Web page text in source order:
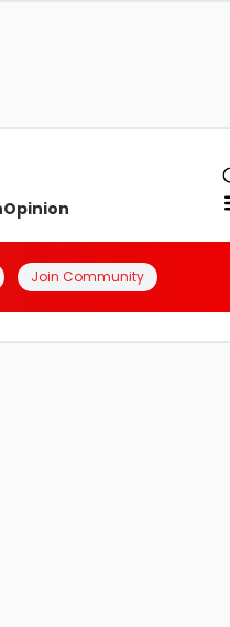
Opinion
Join Community